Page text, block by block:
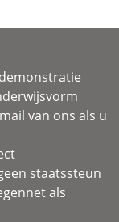
van ons als u
staatssteun
als